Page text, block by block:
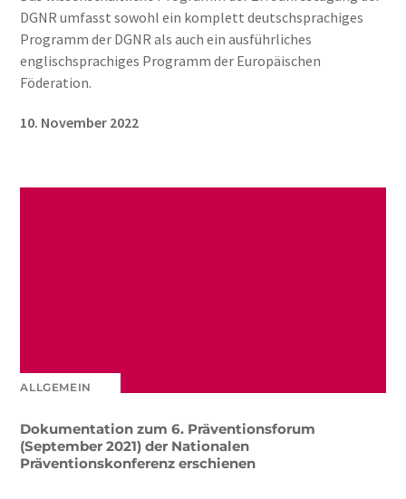
DGNR umfasst sowohl ein komplett deutschsprachiges
Programm der DGNR als auch ein ausführliches
englischsprachiges Programm der Europäischen
Föderation.
10. November 2022
ALLGEMEIN
Dokumentation zum 6. Präventionsforum
(September 2021) der Nationalen
Präventionskonferenz erschienen